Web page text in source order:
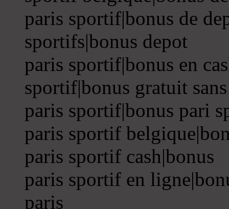
paris sportif|bonus de
sportifs|bonus depot
paris sportif|bonus en
sportif|bonus gratuit
paris sportif|bonus pari
paris sportif
paris sportif cash|bonus
paris sportif en
paris